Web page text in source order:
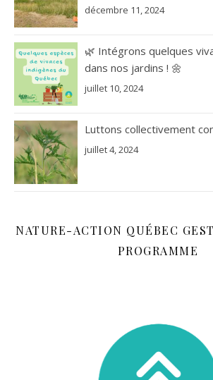
décembre 11, 2024
🌿 Intégrons quelques
dans nos jardins ! 🌼
juillet 10, 2024
Luttons collectivement
juillet 4, 2024
NATURE-ACTION QUÉBEC
PROGRAMME